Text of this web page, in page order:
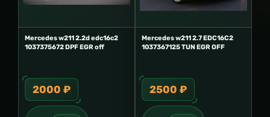
Mercedes w211 2.2d edc16c2
1037375672 DPF EGR off
2000 ₽
Mercedes w211 2.7 EDC16C2
1037367125 TUN EGR OFF
2500 ₽